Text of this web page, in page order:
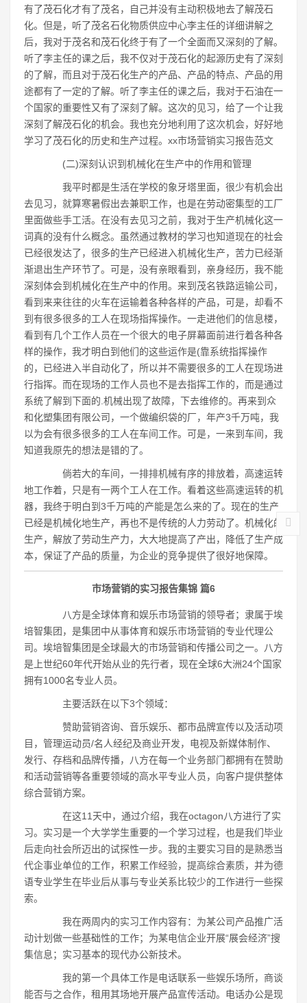
有了茂石化才有了茂名，自己并没有主动积极地去了解茂石
化。但是，听了茂名石化物质供应中心李主任的详细讲解之
后，我对于茂名和茂石化终于有了一个全面而又深刻的了解。
听了李主任的课之后，我不仅对于茂石化的起源历史有了深刻
的了解，而且对于茂石化生产的产品、产品的特点、产品的用
途都有了一定的了解。听了李主任的课之后，我对于石油在一
个国家的重要性又有了深刻了解。这次的见习，给了一个让我
深刻了解茂石化的机会。我也充分地利用了这次机会，好好地
学习了茂石化的历史和生产过程。xx市场营销实习报告范文
(二)深刻认识到机械化在生产中的作用和管理
我平时都是生活在学校的象牙塔里面，很少有机会出
去见习，就算寒暑假出去兼职工作，也是在劳动密集型的工厂
里面做些手工活。在没有去见习之前，我对于生产机械化这一
词真的没有什么概念。虽然通过教材的学习也知道现在的社会
已经很发达了，很多的生产已经进入机械化生产，苦力已经渐
渐退出生产环节了。可是，没有亲眼看到，亲身经历，我不能
深刻体会到机械化在生产中的作用。来到茂名铁路运输公司，
看到来来往往的火车在运输着各种各样的产品，可是，却看不
到有很多很多的工人在现场指挥操作。一走进他们的信息楼，
看到有几个工作人员在一个很大的电子屏幕面前进行着各种各
样的操作，我才明白到他们的这些运作是(靠系统指挥操作
的，已经进入半自动化了，所以并不需要很多的工人在现场进
行指挥。而在现场的工作人员也不是去指挥工作的，而是通过
系统了解到下面的.机械出现了故障，下去维修的。再来到众
和化塑集团有限公司，一个做编织袋的厂，年产3千万吨，我
以为会有很多很多的工人在车间工作。可是，一来到车间，我
知道我原先的想法是错的了。
倘若大的车间，一排排机械有序的排放着，高速运转
地工作着，只是有一两个工人在工作。看着这些高速运转的机
器，我终于明白到3千万吨的产能是怎么来的了。现在的生产
已经是机械化地生产，再也不是传统的人力劳动了。机械化的
生产，解放了劳动生产力，大大地提高了产出，降低了生产成
本，保证了产品的质量，为企业的竞争提供了很好地保障。
市场营销的实习报告集锦 篇6
八方是全球体育和娱乐市场营销的领导者；隶属于埃
培智集团，是集团中从事体育和娱乐市场营销的专业代理公
司。埃培智集团是全球最大的市场营销和传播公司之一。八方
是上世纪60年代开始从业的先行者，现在全球6大洲24个国家
拥有1000名专业人员。
主要活跃在以下3个领域：
赞助营销咨询、音乐娱乐、都市品牌宣传以及活动项
目，管理运动员/名人经纪及商业开发，电视及新媒体制作、
发行、存档和品牌传播，八方在每一个业务部门都拥有在赞助
和活动营销等各重要领域的高水平专业人员，向客户提供整体
综合营销方案。
在这11天中，通过介绍，我在octagon八方进行了实
习。实习是一个大学学生重要的一个学习过程，也是我们毕业
后走向社会所迈出的试探性一步。我的主要实习目的是熟悉当
代企事业单位的工作，积累工作经验，提高综合素质，并为德
语专业学生在毕业后从事与专业关系比较少的工作进行一些探
索。
我在两周内的实习工作内容有：为某公司产品推广活
动计划做一些基础性的工作；为某电信企业开展“展会经济”搜
集信息；实习基本的现代办公新技术。
我的第一个具体工作是电话联系一些娱乐场所，商谈
能否与之合作，租用其场地开展产品宣传活动。电话办公是现